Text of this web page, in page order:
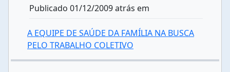
Publicado 01/12/2009 atrás em
A EQUIPE DE SAÚDE DA FAMÍLIA NA BUSCA
PELO TRABALHO COLETIVO